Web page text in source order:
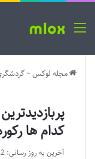
منو
مجله لوکس~
کدام ها
آخرین به روز رسانی: 22 شهریور